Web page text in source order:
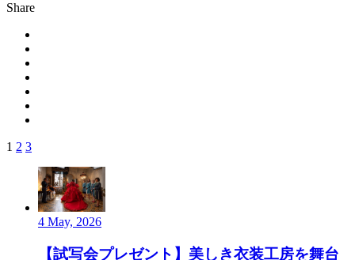
Share
1 2 3
4 May, 2026
【試写会プレゼント】美しき衣装工房を舞台